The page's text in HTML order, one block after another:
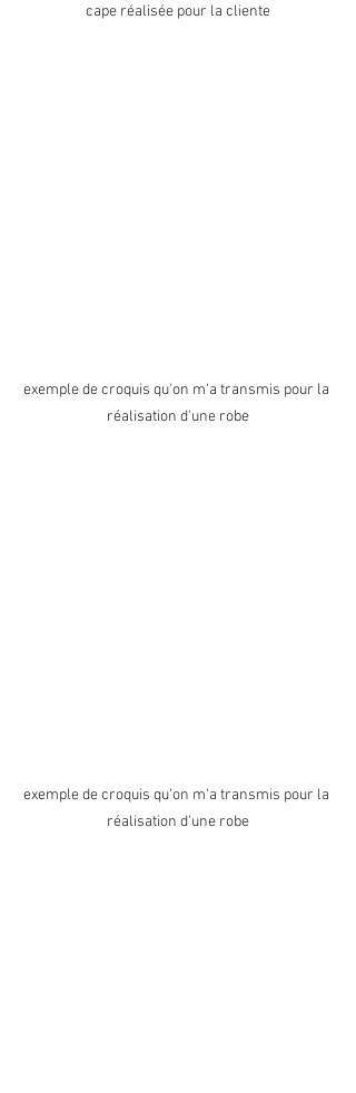
cape réalisée pour la cliente
exemple de croquis qu'on m'a transmis pour la
réalisation d'une robe
exemple de croquis qu'on m'a transmis pour la
réalisation d'une robe